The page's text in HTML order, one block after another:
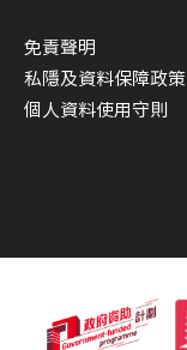
免責聲明
私隱及資料保障政策
個人資料使用守則